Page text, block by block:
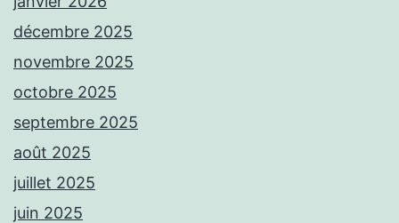
décembre 2025
novembre 2025
octobre 2025
septembre 2025
août 2025
juillet 2025
juin 2025